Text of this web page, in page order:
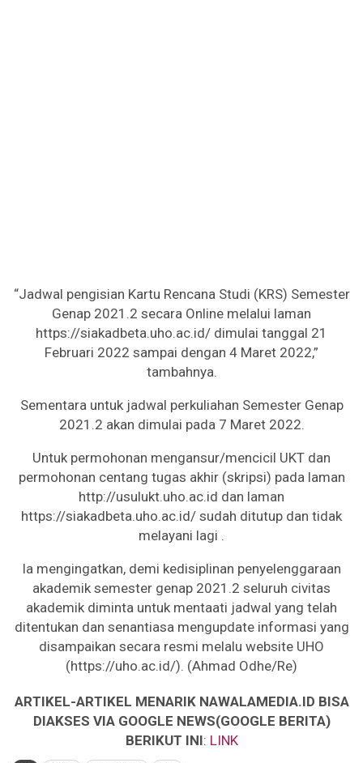
“Jadwal pengisian Kartu Rencana Studi (KRS) Semester
Genap 2021.2 secara Online melalui laman
https://siakadbeta.uho.ac.id/ dimulai tanggal 21
Februari 2022 sampai dengan 4 Maret 2022,”
tambahnya.
Sementara untuk jadwal perkuliahan Semester Genap
2021.2 akan dimulai pada 7 Maret 2022.
Untuk permohonan mengansur/mencicil UKT dan
permohonan centang tugas akhir (skripsi) pada laman
http://usulukt.uho.ac.id dan laman
https://siakadbeta.uho.ac.id/ sudah ditutup dan tidak
melayani lagi .
Ia mengingatkan, demi kedisiplinan penyelenggaraan
akademik semester genap 2021.2 seluruh civitas
akademik diminta untuk mentaati jadwal yang telah
ditentukan dan senantiasa mengupdate informasi yang
disampaikan secara resmi melalu website UHO
(https://uho.ac.id/). (Ahmad Odhe/Re)
ARTIKEL-ARTIKEL MENARIK NAWALAMEDIA.ID BISA
DIAKSES VIA GOOGLE NEWS(GOOGLE BERITA)
BERIKUT INI: LINK